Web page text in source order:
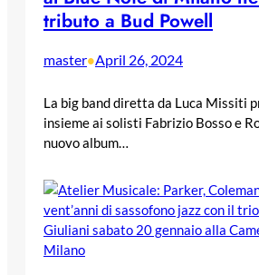
tributo a Bud Powell
master•April 26, 2024
La big band diretta da Luca Missiti
insieme ai solisti Fabrizio Bosso e
nuovo album…